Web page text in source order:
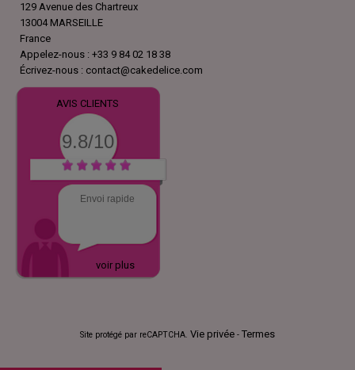
129 Avenue des Chartreux
13004 MARSEILLE
France
Appelez-nous : +33 9 84 02 18 38
Écrivez-nous : contact@cakedelice.com
AVIS CLIENTS
9.8/10
Envoi rapide
voir plus
Site protégé par reCAPTCHA. Vie privée - Termes